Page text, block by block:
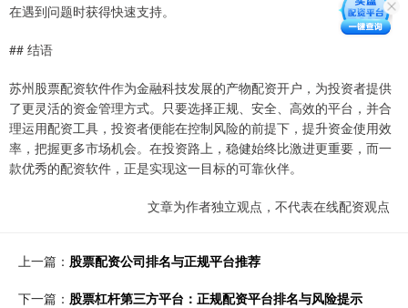
在遇到问题时获得快速支持。
## 结语
苏州股票配资软件作为金融科技发展的产物配资开户，为投资者提供
了更灵活的资金管理方式。只要选择正规、安全、高效的平台，并合
理运用配资工具，投资者便能在控制风险的前提下，提升资金使用效
率，把握更多市场机会。在投资路上，稳健始终比激进更重要，而一
款优秀的配资软件，正是实现这一目标的可靠伙伴。
文章为作者独立观点，不代表在线配资观点
上一篇： 股票配资公司排名与正规平台推荐
下一篇： 股票杠杆第三方平台：正规配资平台排名与风险提示